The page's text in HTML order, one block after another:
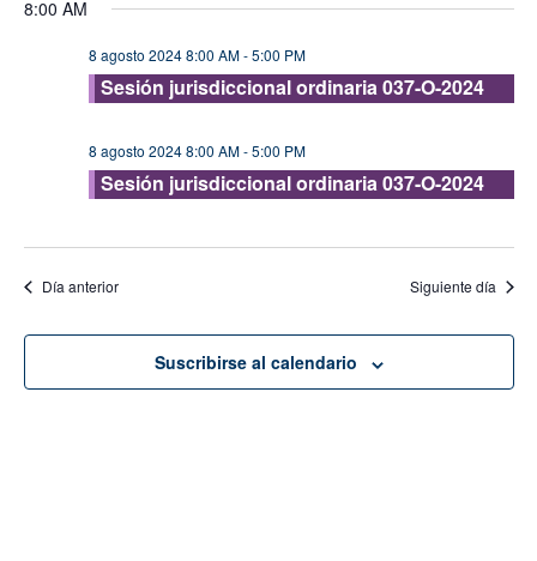
vistas
fecha.
8:00 AM
8 agosto 2024 8:00 AM-5:00 PM
Sesión jurisdiccional ordinaria 037-O-2024
8 agosto 2024 8:00 AM-5:00 PM
Sesión jurisdiccional ordinaria 037-O-2024
Día anterior Siguiente día
Suscribirse al calendario